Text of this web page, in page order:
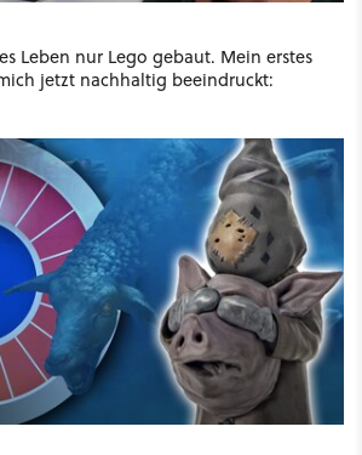
Leben nur Lego gebaut. Mein erstes
jetzt nachhaltig beeindruckt: